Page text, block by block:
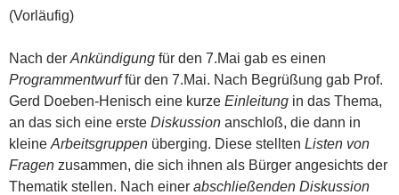
(Vorläufig)
Nach der Ankündigung für den 7.Mai gab es einen
Programmentwurffür den 7.Mai. Nach Begrüßung gab Prof.
Gerd Doeben-Henisch eine kurze Einleitung in das Thema,
an das sich eine erste Diskussion anschloß, die dann in
kleine Arbeitsgruppen überging. Diese stellten Listen von
Fragen zusammen, die sich ihnen als Bürger angesichts der
Thematik stellen. Nach einer abschließenden Diskussion